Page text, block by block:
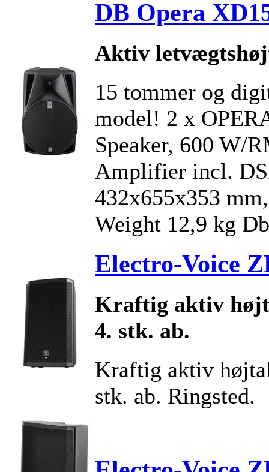
DB Opera
Aktiv
15 tommer og
model! 2 x
Speaker, 600 W/
Amplifier incl.
432x655x353
Weight 12,9 kg
Electro-Voice
Kraftig aktiv
4. stk. ab.
Kraftig aktiv
stk. ab. Ringsted.